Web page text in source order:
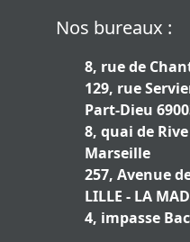
Nos bureaux :
8, rue de
129, rue
Part-Dieu
8, quai de
Marseille
257, Avenue
LILLE - LA
4, impasse